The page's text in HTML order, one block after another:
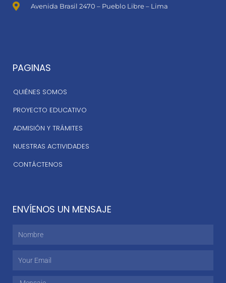
Avenida Brasil 2470 – Pueblo Libre – Lima
PAGINAS
QUIÉNES SOMOS
PROYECTO EDUCATIVO
ADMISIÓN Y TRÁMITES
NUESTRAS ACTIVIDADES
CONTÁCTENOS
ENVÍENOS UN MENSAJE
Nombre